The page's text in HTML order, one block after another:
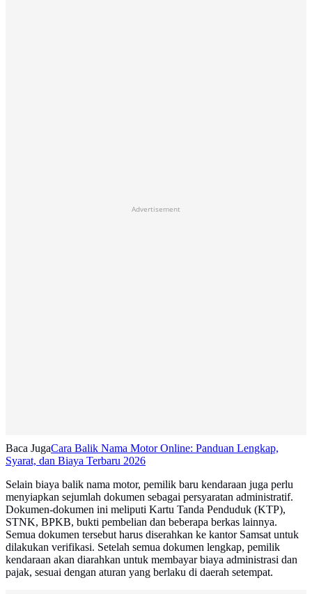
Advertisement
Baca JugaCara Balik Nama Motor Online: Panduan Lengkap,
Syarat, dan Biaya Terbaru 2026
Selain biaya balik nama motor, pemilik baru kendaraan juga perlu
menyiapkan sejumlah dokumen sebagai persyaratan administratif.
Dokumen-dokumen ini meliputi Kartu Tanda Penduduk (KTP),
STNK, BPKB, bukti pembelian dan beberapa berkas lainnya.
Semua dokumen tersebut harus diserahkan ke kantor Samsat untuk
dilakukan verifikasi. Setelah semua dokumen lengkap, pemilik
kendaraan akan diarahkan untuk membayar biaya administrasi dan
pajak, sesuai dengan aturan yang berlaku di daerah setempat.